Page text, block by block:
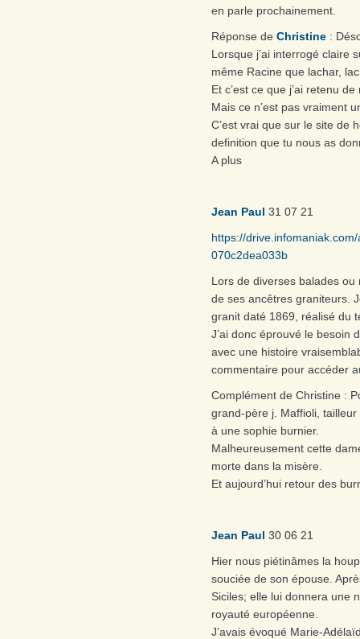
en parle prochainement.
Réponse de Christine :
Lorsque j’ai interrogé claire
même Racine que lachar,
Et c’est ce que j’ai retenu
Mais ce n’est pas vraiment
C’est vrai que sur le site de
definition que tu nous as
A plus
Jean Paul 31 07 21
https://
070c2dea033b
Lors de diverses balades
de ses ancêtres graniteurs.
granit daté 1869, réalisé du
J’ai donc éprouvé le besoin
avec une histoire
commentaire pour accéder
Complément de Christine :
grand-père j. Maffioli,
à une sophie burnier.
Malheureusement cette
morte dans la misère.
Et aujourd’hui retour des
Jean Paul 30 06 21
Hier nous piétinâmes la
souciée de son épouse.
Siciles; elle lui donnera une
royauté européenne.
J’avais évoqué Marie-